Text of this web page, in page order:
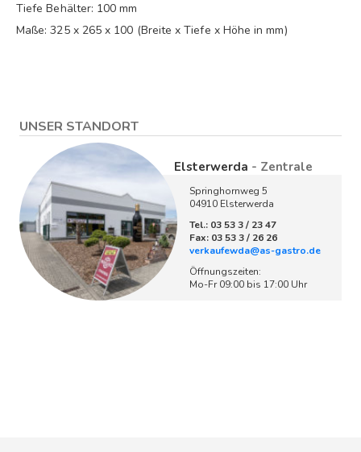
Tiefe Behälter: 100 mm
Maße: 325 x 265 x 100 (Breite x Tiefe x Höhe in mm)
UNSER STANDORT
Elsterwerda - Zentrale
Springhornweg 5
04910 Elsterwerda
Tel.: 03 53 3 / 23 47
Fax: 03 53 3 / 26 26
verkaufewda@as-gastro.de
Öffnungszeiten:
Mo-Fr 09:00 bis 17:00 Uhr